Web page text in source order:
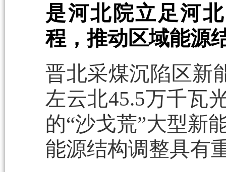
是河北院立足河
程，推动区域能源
晋北采煤沉陷区新
左云北45.5万千瓦
的“沙戈荒”大型新
能源结构调整具有